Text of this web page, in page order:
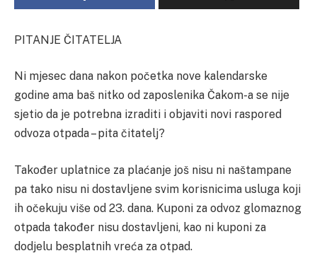
PITANJE ČITATELJA
Ni mjesec dana nakon početka nove kalendarske
godine ama baš nitko od zaposlenika Čakom-a se nije
sjetio da je potrebna izraditi i objaviti novi raspored
odvoza otpada – pita čitatelj?
Također uplatnice za plaćanje još nisu ni naštampane
pa tako nisu ni dostavljene svim korisnicima usluga koji
ih očekuju više od 23. dana. Kuponi za odvoz glomaznog
otpada također nisu dostavljeni, kao ni kuponi za
dodjelu besplatnih vreća za otpad.